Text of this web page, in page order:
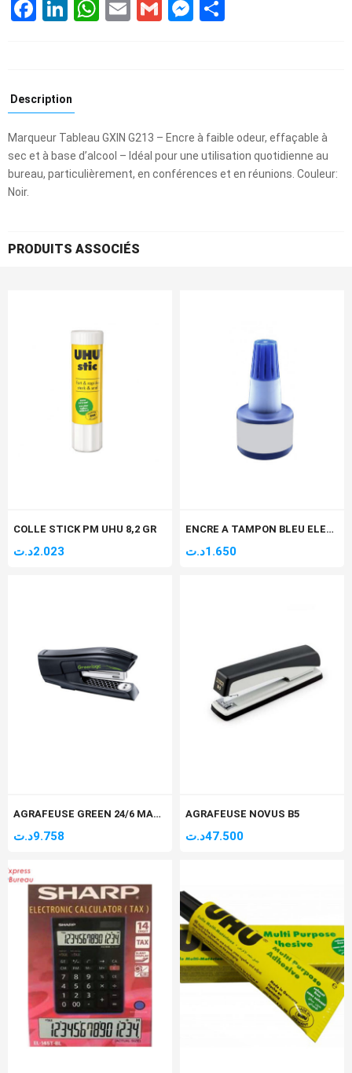
Facebook
LinkedIn
WhatsApp
EmailGmailMessenger
Description
Marqueur Tableau GXIN G213 – Encre à faible odeur, effaçable à
sec et à base d’alcool – Idéal pour une utilisation quotidienne au
bureau, particulièrement, en conférences et en réunions. Couleur:
Noir.
PRODUITS ASSOCIÉS
COLLE STICK PM UHU 8,2 GR
2.023د.ت
ENCRE A TAMPON BLEU ELEPHANT
1.650د.ت
AGRAFEUSE GREEN 24/6 MAPED (20-25F) REF 353411
9.758د.ت
AGRAFEUSE NOVUS B5
47.500د.ت